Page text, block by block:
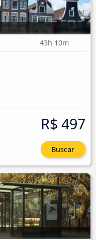
43h 10m
R$ 497
Buscar